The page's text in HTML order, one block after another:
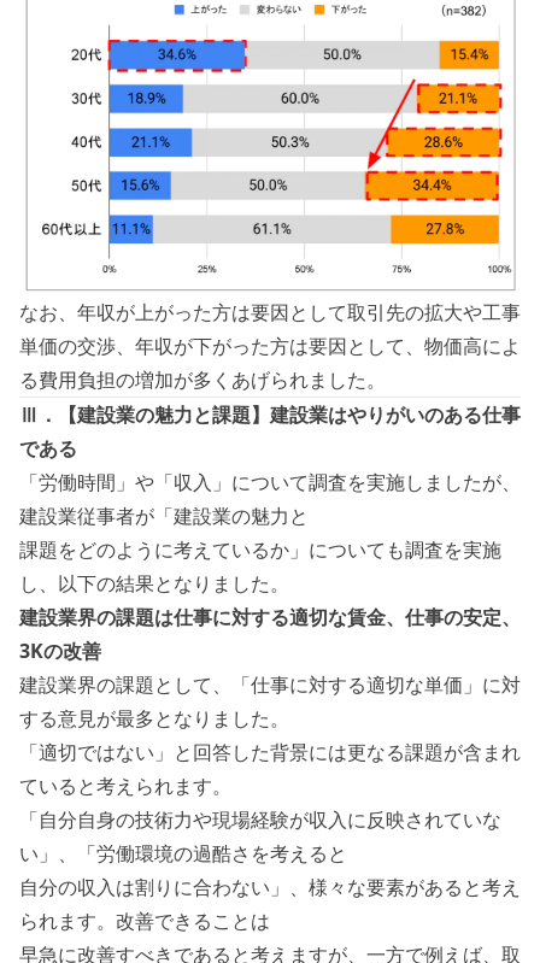
なお、年収が上がった方は要因として取引先の拡大や工事
単価の交渉、年収が下がった方は要因として、物価高によ
る費用負担の増加が多くあげられました。
Ⅲ．【建設業の魅力と課題】建設業はやりがいのある仕事
である
「労働時間」や「収入」について調査を実施しましたが、
建設業従事者が「建設業の魅力と
課題をどのように考えているか」についても調査を実施
し、以下の結果となりました。
建設業界の課題は仕事に対する適切な賃金、仕事の安定、
3Kの改善
建設業界の課題として、「仕事に対する適切な単価」に対
する意見が最多となりました。
「適切ではない」と回答した背景には更なる課題が含まれ
ていると考えられます。
「自分自身の技術力や現場経験が収入に反映されていな
い」、「労働環境の過酷さを考えると
自分の収入は割りに合わない」、様々な要素があると考え
られます。改善できることは
早急に改善すべきであると考えますが、一方で例えば、取